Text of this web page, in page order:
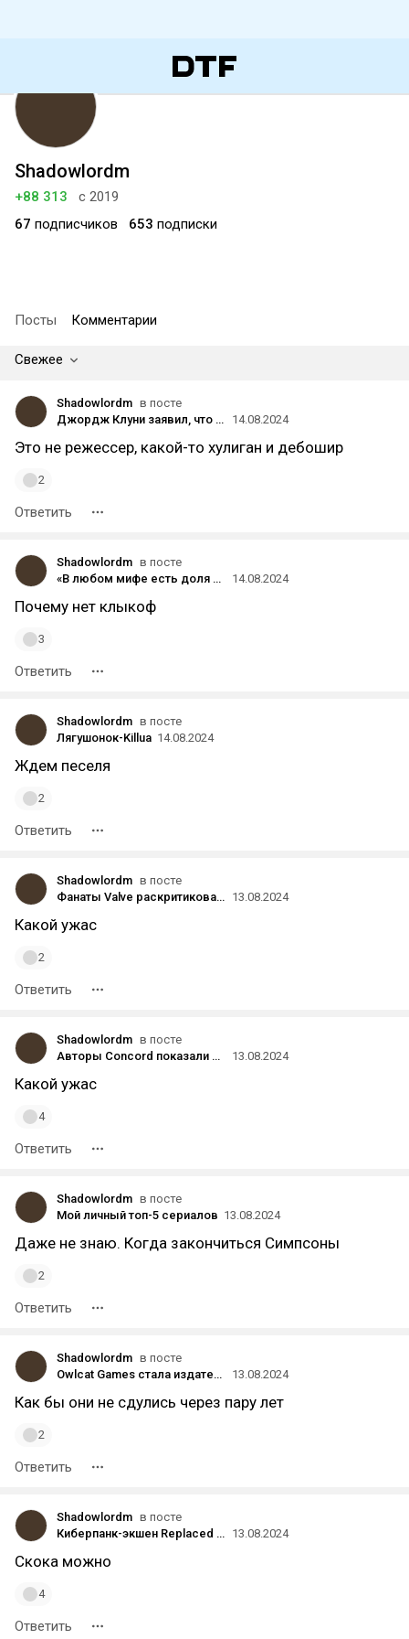
Shadowlordm
+88 313
с 2019
67 подписчиков 653 подписки
Посты Комментарии
Свежее
Shadowlordm в посте
Джордж Клуни заявил, что никогда не будет работать с «жалким ублюдком» Дэвидом О. Расселом
14.08.2024
Это не режессер, какой-то хулиган и дебошир
2
Ответить
Shadowlordm в посте
«В любом мифе есть доля правды»: второй трейлер «Крэйвена-охотника» от Sony
14.08.2024
Почему нет клыкоф
3
Ответить
Shadowlordm в посте
Лягушонок-Killua 14.08.2024
Ждем песеля
2
Ответить
Shadowlordm в посте
Фанаты Valve раскритиковали издание The Verge — за рассказ о закрытой «альфе» Deadlock 13.08.2024
Какой ужас
2
Ответить
Shadowlordm в посте
Авторы Concord показали скины для персонажей
13.08.2024
Какой ужас
4
Ответить
Shadowlordm в посте
Мой личный топ-5 сериалов 13.08.2024
Даже не знаю. Когда закончиться Симпсоны
2
Ответить
Shadowlordm в посте
Owlcat Games стала издателем — компания будет помогать разработчикам с выпуском ролевых игр
13.08.2024
Как бы они не сдулись через пару лет
2
Ответить
Shadowlordm в посте
Киберпанк-экшен Replaced отложили на 2025 год 13.08.2024
Скока можно
4
Ответить